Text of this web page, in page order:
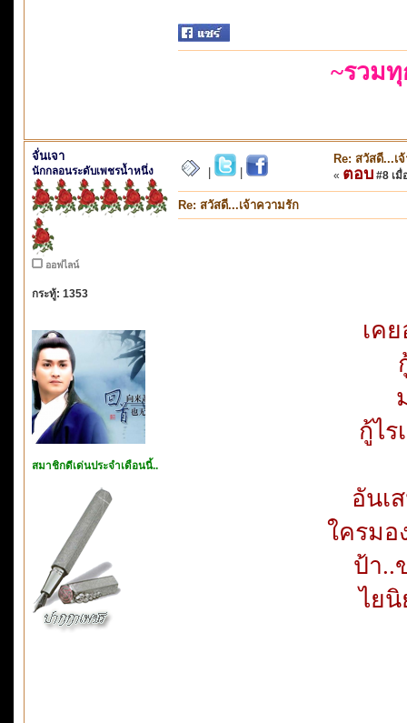
~รวม
จั่นเจา
นักกลอนระดับเพชรน้ำหนึ่ง
ออฟไลน์
กระทู้: 1353
สมาชิกดีเด่นประจำเดือนนี้..
Re: สวัสดี...เ
« ตอบ #8 เมื่
Re: สวัสดี...เจ้าความรัก
เค
กู้ไ
อันเ
ใครมอ
ป้า..
ไย